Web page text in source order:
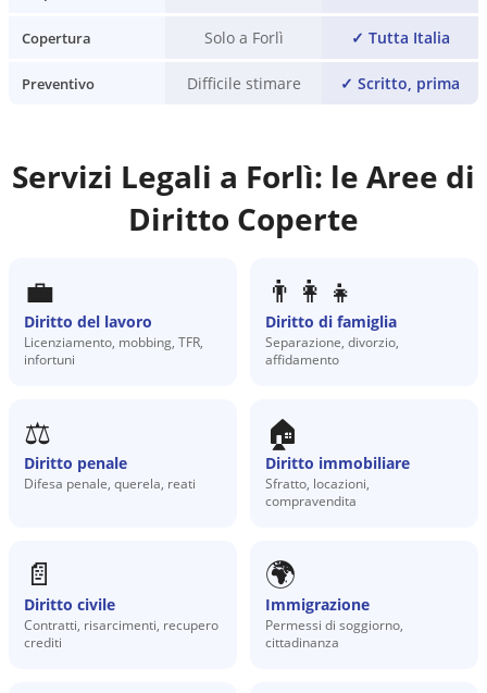
Copertura Solo a Forlì ✓ Tutta Italia
Preventivo Difficile stimare ✓ Scritto, prima
Servizi Legali a Forlì: le Aree di
Diritto Coperte
💼
Diritto del lavoro
Licenziamento, mobbing, TFR,
infortuni
👨‍👩‍👧
Diritto di famiglia
Separazione, divorzio,
affidamento
⚖️
Diritto penale
Difesa penale, querela, reati
🏠
Diritto immobiliare
Sfratto, locazioni,
compravendita
📄
Diritto civile
Contratti, risarcimenti, recupero
crediti
🌍
Immigrazione
Permessi di soggiorno,
cittadinanza